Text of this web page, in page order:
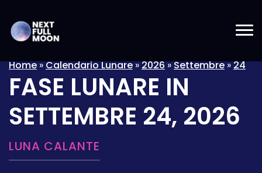
Home»Calendario Lunare»2026»Settembre»24
FASE LUNARE IN
SETTEMBRE 24, 2026
LUNA CALANTE